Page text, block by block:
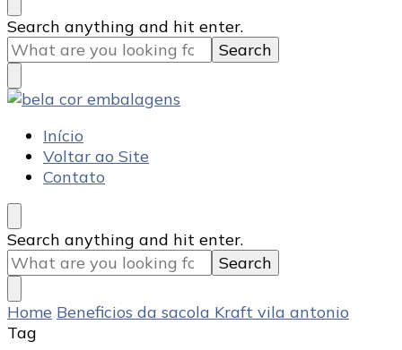
Bela Cor Embalagens
Blog
Looking
for
Something?
Search anything and hit enter.
Bela Cor Embalagens
Blog
Início
Voltar ao Site
Contato
Looking
for
Something?
Search anything and hit enter.
Home Beneficios da sacola Kraft vila antonio
Tag